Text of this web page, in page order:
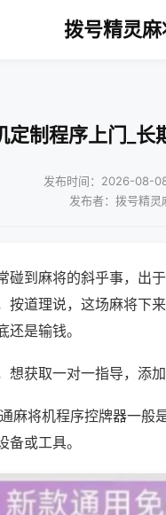
拨号精灵
定制程序上门_
发布时间：2026-08-
发布者：拨号精灵
到麻将的斜乎事，出
按道理说，这场麻将下
是输钱。
想获取一对一指导，添
麻将机程序控牌器一般
或工具。